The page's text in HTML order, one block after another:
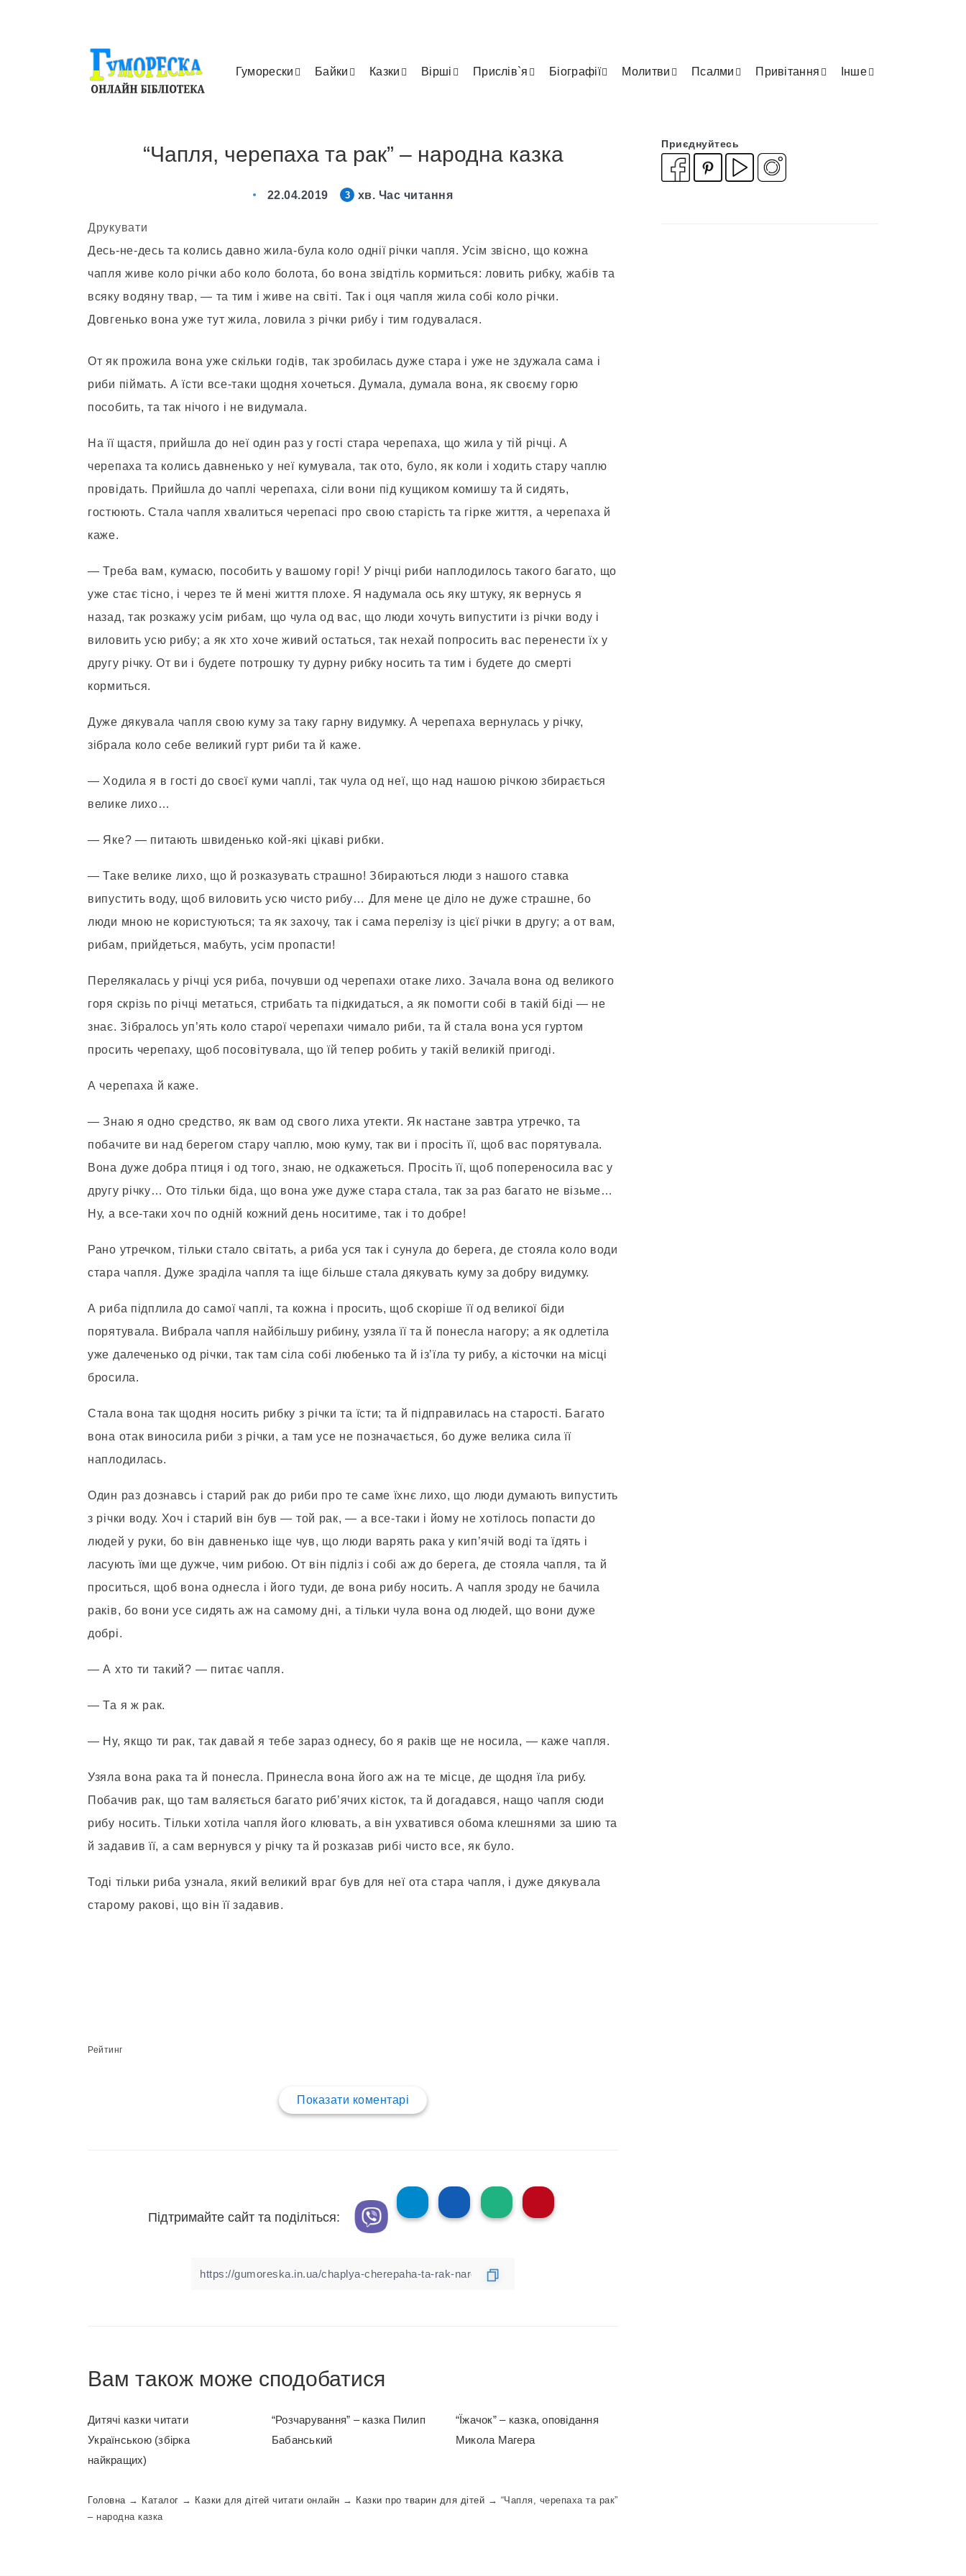
Гуморески Байки Казки Вірші Прислів`я Біографії Молитви Псалми Привітання Інше
“Чапля, черепаха та рак” – народна казка
22.04.2019 3 хв. Час читання
Друкувати
Десь-не-десь та колись давно жила-була коло однії річки чапля. Усім звісно, що кожна
чапля живе коло річки або коло болота, бо вона звідтіль кормиться: ловить рибку, жабів та
всяку водяну твар, — та тим і живе на світі. Так і оця чапля жила собі коло річки.
Довгенько вона уже тут жила, ловила з річки рибу і тим годувалася.
От як прожила вона уже скільки годів, так зробилась дуже стара і уже не здужала сама і
риби піймать. А їсти все-таки щодня хочеться. Думала, думала вона, як своєму горю
пособить, та так нічого і не видумала.
На її щастя, прийшла до неї один раз у гості стара черепаха, що жила у тій річці. А
черепаха та колись давненько у неї кумувала, так ото, було, як коли і ходить стару чаплю
провідать. Прийшла до чаплі черепаха, сіли вони під кущиком комишу та й сидять,
гостюють. Стала чапля хвалиться черепасі про свою старість та гірке життя, а черепаха й
каже.
— Треба вам, кумасю, пособить у вашому горі! У річці риби наплодилось такого багато, що
уже стає тісно, і через те й мені життя плохе. Я надумала ось яку штуку, як вернусь я
назад, так розкажу усім рибам, що чула од вас, що люди хочуть випустити із річки воду і
виловить усю рибу; а як хто хоче живий остаться, так нехай попросить вас перенести їх у
другу річку. От ви і будете потрошку ту дурну рибку носить та тим і будете до смерті
кормиться.
Дуже дякувала чапля свою куму за таку гарну видумку. А черепаха вернулась у річку,
зібрала коло себе великий гурт риби та й каже.
— Ходила я в гості до своєї куми чаплі, так чула од неї, що над нашою річкою збирається
велике лихо…
— Яке? — питають швиденько кой-які цікаві рибки.
— Таке велике лихо, що й розказувать страшно! Збираються люди з нашого ставка
випустить воду, щоб виловить усю чисто рибу… Для мене це діло не дуже страшне, бо
люди мною не користуються; та як захочу, так і сама перелізу із цієї річки в другу; а от вам,
рибам, прийдеться, мабуть, усім пропасти!
Перелякалась у річці уся риба, почувши од черепахи отаке лихо. Зачала вона од великого
горя скрізь по річці метаться, стрибать та підкидаться, а як помогти собі в такій біді — не
знає. Зібралось уп’ять коло старої черепахи чимало риби, та й стала вона уся гуртом
просить черепаху, щоб посовітувала, що їй тепер робить у такій великій пригоді.
А черепаха й каже.
— Знаю я одно средство, як вам од свого лиха утекти. Як настане завтра утречко, та
побачите ви над берегом стару чаплю, мою куму, так ви і просіть її, щоб вас порятувала.
Вона дуже добра птиця і од того, знаю, не одкажеться. Просіть її, щоб попереносила вас у
другу річку… Ото тільки біда, що вона уже дуже стара стала, так за раз багато не візьме…
Ну, а все-таки хоч по одній кожний день носитиме, так і то добре!
Рано утречком, тільки стало світать, а риба уся так і сунула до берега, де стояла коло води
стара чапля. Дуже зраділа чапля та іще більше стала дякувать куму за добру видумку.
А риба підплила до самої чаплі, та кожна і просить, щоб скоріше її од великої біди
порятувала. Вибрала чапля найбільшу рибину, узяла її та й понесла нагору; а як одлетіла
уже далеченько од річки, так там сіла собі любенько та й із’їла ту рибу, а кісточки на місці
бросила.
Стала вона так щодня носить рибку з річки та їсти; та й підправилась на старості. Багато
вона отак виносила риби з річки, а там усе не позначається, бо дуже велика сила її
наплодилась.
Один раз дознавсь і старий рак до риби про те саме їхнє лихо, що люди думають випустить
з річки воду. Хоч і старий він був — той рак, — а все-таки і йому не хотілось попасти до
людей у руки, бо він давненько іще чув, що люди варять рака у кип’ячій воді та їдять і
ласують їми ще дужче, чим рибою. От він підліз і собі аж до берега, де стояла чапля, та й
проситься, щоб вона однесла і його туди, де вона рибу носить. А чапля зроду не бачила
раків, бо вони усе сидять аж на самому дні, а тільки чула вона од людей, що вони дуже
добрі.
— А хто ти такий? — питає чапля.
— Та я ж рак.
— Ну, якщо ти рак, так давай я тебе зараз однесу, бо я раків ще не носила, — каже чапля.
Узяла вона рака та й понесла. Принесла вона його аж на те місце, де щодня їла рибу.
Побачив рак, що там валяється багато риб’ячих кісток, та й догадався, нащо чапля сюди
рибу носить. Тільки хотіла чапля його клювать, а він ухватився обома клешнями за шию та
й задавив її, а сам вернувся у річку та й розказав рибі чисто все, як було.
Тоді тільки риба узнала, який великий враг був для неї ота стара чапля, і дуже дякувала
старому ракові, що він її задавив.
Рейтинг
Показати коментарі
Підтримайте сайт та поділіться:
Вам також може сподобатися
Дитячі казки читати
Українською (збірка
найкращих)
“Розчарування” – казка Пилип
Бабанський
“Їжачок” – казка, оповідання
Микола Магера
Головна→ Каталог → Казки для дітей читати онлайн → Казки про тварин для дітей → “Чапля, черепаха та рак”
– народна казка
Приєднуйтесь